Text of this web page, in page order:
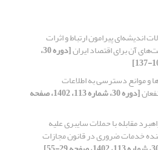
اندیشه‌ای پیرامون ارتباط و اثرات
آن برای اقتصاد ایران [دوره 30،
و موانع دسترسی به اطلاعات
[دوره 30، شماره 113، 1402، صفحه
مقابله با حملات سایبری علیه
خدمات ضروری در قانون مجازات